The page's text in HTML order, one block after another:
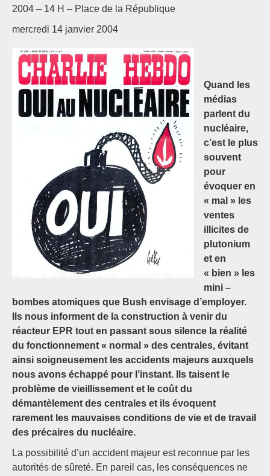
2004 – 14 H – Place de la République
mercredi 14 janvier 2004
Quand les
médias
parlent du
nucléaire,
c’est le plus
souvent
pour
évoquer en
« mal » les
ventes
illicites de
plutonium
et en
« bien » les
mini –
bombes atomiques que Bush envisage d’employer.
Ils nous informent de la construction à venir du
réacteur EPR tout en passant sous silence la réalité
du fonctionnement « normal » des centrales, évitant
ainsi soigneusement les accidents majeurs auxquels
nous avons échappé pour l’instant. Ils taisent le
problème de vieillissement et le coût du
démantèlement des centrales et ils évoquent
rarement les mauvaises conditions de vie et de travail
des précaires du nucléaire.
La possibilité d’un accident majeur est reconnue par les
autorités de sûreté. En pareil cas, les conséquences ne